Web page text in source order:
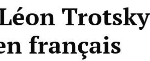
Trotsky
français